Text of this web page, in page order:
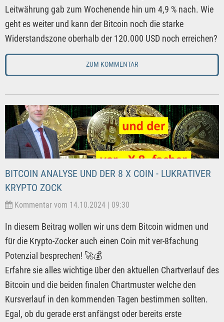
Leitwährung gab zum Wochenende hin um 4,9 % nach. Wie
geht es weiter und kann der Bitcoin noch die starke
Widerstandszone oberhalb der 120.000 USD noch erreichen?
ZUM KOMMENTAR
BITCOIN ANALYSE UND DER 8 X COIN - LUKRATIVER
KRYPTO ZOCK
Kommentar vom 14.10.2024 | 09:30
In diesem Beitrag wollen wir uns dem Bitcoin widmen und
für die Krypto-Zocker auch einen Coin mit ver-8fachung
Potenzial besprechen! 🚀💰
Erfahre sie alles wichtige über den aktuellen Chartverlauf des
Bitcoin und die beiden finalen Chartmuster welche den
Kursverlauf in den kommenden Tagen bestimmen sollten.
Egal, ob du gerade erst anfängst oder bereits erste